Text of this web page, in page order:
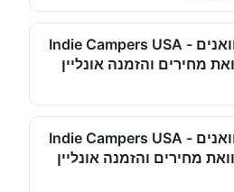
השכרת קרוואנים - Indie Campers USA
מחירים והזמנה אונליין
השכרת קרוואנים - Indie Campers USA
מחירים והזמנה אונליין